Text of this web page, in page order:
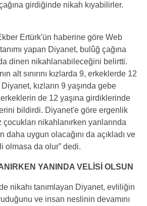
girdiğinde nikah kıyabilirler.
Ertürk'ün haberine göre Web
yapan Diyanet, bulûğ çağına
dinen nikahlanabileceğini belirtti.
alt sınırını kızlarda 9, erkeklerde 12
kızların 9 yaşında gebe
de 12 yaşına girdiklerinde
bildirdi. Diyanet'e göre ergenlik
çocukları nikahlanırken yanlarında
daha uygun olacağını da açıkladı ve
olmasa da olur” dedi.
YANINDA VELİSİ OLSUN
nikahı tanımlayan Diyanet, evliliğin
ve insan neslinin devamını